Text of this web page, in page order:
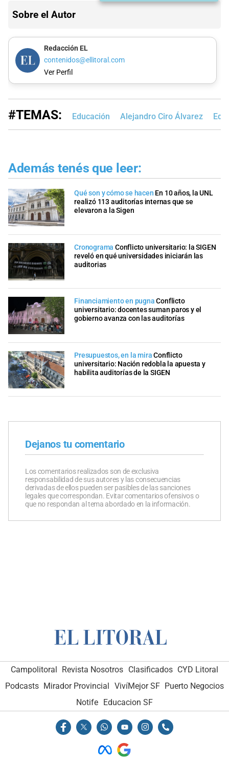
Sobre el Autor
Redacción EL
contenidos@ellitoral.com
Ver Perfil
#TEMAS: Educación Alejandro Ciro Álvarez
Además tenés que leer:
Qué son y cómo se hacen En 10 años, la UNL
realizó 113 auditorías internas que se
elevaron a la Sigen
Cronograma Conflicto universitario: la SIGEN
reveló en qué universidades iniciarán las
auditorias
Financiamiento en pugna Conflicto
universitario: docentes suman paros y el
gobierno avanza con las auditorías
Presupuestos, en la miraConflicto
universitario: Nación redobla la apuesta y
habilita auditorías de la SIGEN
Dejanos tu comentario
Los comentarios realizados son de exclusiva
responsabilidad de sus autores y las consecuencias
derivadas de ellos pueden ser pasibles de las sanciones
legales que correspondan. Evitar comentarios ofensivos o
que no respondan al tema abordado en la información.
Campolitoral Revista Nosotros Clasificados CYD Litoral
Podcasts Mirador Provincial VivíMejor SF Puerto Negocios
Notife Educacion SF